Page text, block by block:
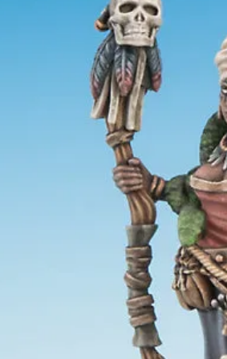
ab
69 €
& EU: ab200 €
ab 350 €
kein kostenloser Versand
in Nicht-EU-Länder (z. B.
nicht im Kaufpreis